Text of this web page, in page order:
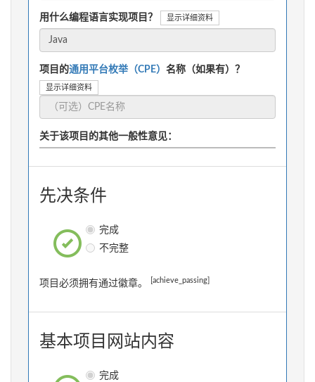
用什么编程语言实现项目？ 显示详细资料
项目的通用平台枚举（CPE） 名称（如果有）？
显示详细资料
关于该项目的其他一般性意见：
先决条件
完成
不完整
项目必须拥有通过徽章。 [achieve_passing]
基本项目网站内容
完成